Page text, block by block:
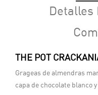
Detalles
THE POT
Grageas de almendras
capa de chocolate blanco